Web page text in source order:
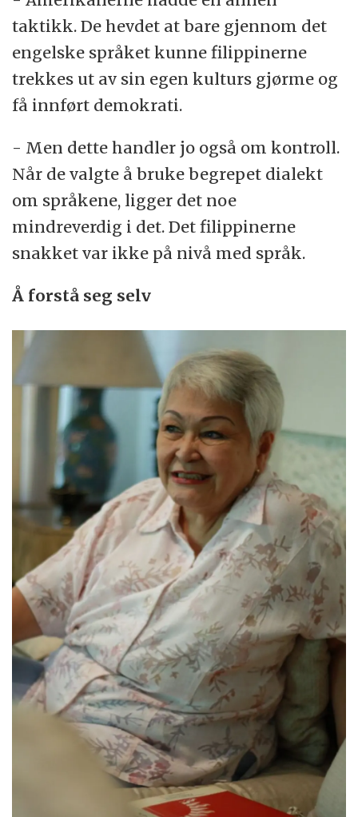
taktikk. De hevdet at bare gjennom det
engelske språket kunne filippinerne
trekkes ut av sin egen kulturs gjørme og
få innført demokrati.
- Men dette handler jo også om kontroll.
Når de valgte å bruke begrepet dialekt
om språkene, ligger det noe
mindreverdig i det. Det filippinerne
snakket var ikke på nivå med språk.
Å forstå seg selv